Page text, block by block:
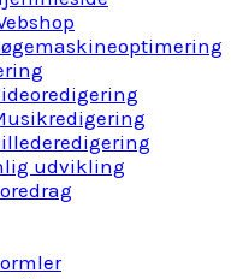
udvikling